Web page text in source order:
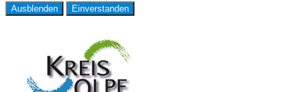
Ausblenden Einverstanden